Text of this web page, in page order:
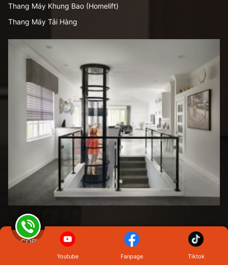
Thang Máy Khung Bao (Homelift)
Thang Máy Tải Hàng
© COPYRIGHTCÔNG TY TNHH THANG MÁY ASIA VIỆT NAM
ALL RIGHTS RESERVED. DESIGNED BY NASANI.
Youtube Fanpage Tiktok